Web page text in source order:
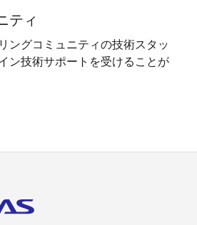
ティ
ングコミュニティの技術スタッ
ン技術サポートを受けることが